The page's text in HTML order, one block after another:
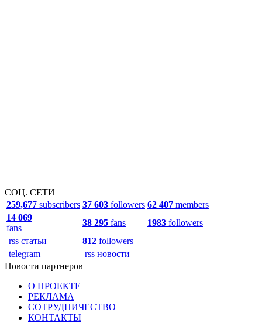
СОЦ. СЕТИ
259,677 subscribers 37 603 followers 62 407 members
14 069
fans
38 295 fans 1983 followers
rss статьи
812 followers
telegram
rss новости
Новости партнеров
О ПРОЕКТЕ
РЕКЛАМА
СОТРУДНИЧЕСТВО
КОНТАКТЫ